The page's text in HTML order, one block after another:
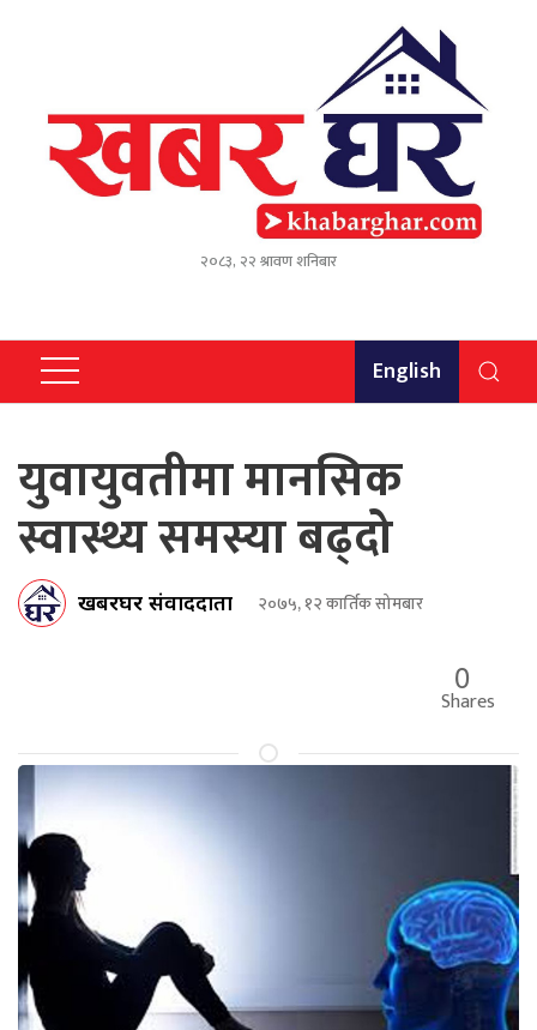
२०८३, २२ श्रावण शनिबार
English
युवायुवतीमा मानसिक
स्वास्थ्य समस्या बढ्दो
खबरघर संवाददाता २०७५, १२ कार्तिक सोमबार
0
Shares